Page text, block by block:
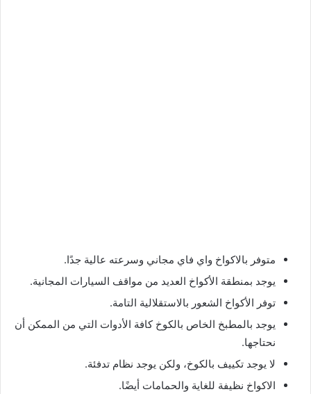
متوفر بالاكواخ واي فاي مجاني وسرعته عالية جدًا.
يوجد بمنطقة الأكواخ العديد من مواقف السيارات المجانية.
توفر الأكواخ الشعور بالاستقلالية التامة.
يوجد بالمطبخ الخاص بالكوخ كافة الأدوات التي من الممكن أن
نحتاجها.
لا يوجد تكييف بالكوخ، ولكن يوجد نظام تدفئة.
الاكواخ نظيفة للغاية والحمامات أيضًا.